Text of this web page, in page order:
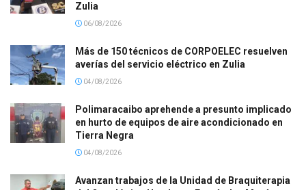
Zulia
06/08/2026
Más de 150 técnicos de CORPOELEC resuelven
averías del servicio eléctrico en Zulia
04/08/2026
Polimaracaibo aprehende a presunto implicado
en hurto de equipos de aire acondicionado en
Tierra Negra
04/08/2026
Avanzan trabajos de la Unidad de Braquiterapia